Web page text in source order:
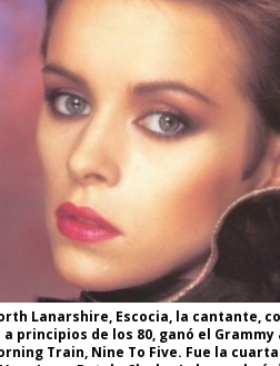
Lanarshire, Escocia, la cantante,
principios de los 80, ganó el
Train, Nine To Five. Fue la